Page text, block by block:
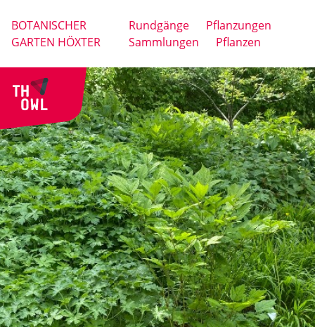
BOTANISCHER
GARTEN HÖXTER
Rundgänge
Pflanzungen
Sammlungen
Pflanzen